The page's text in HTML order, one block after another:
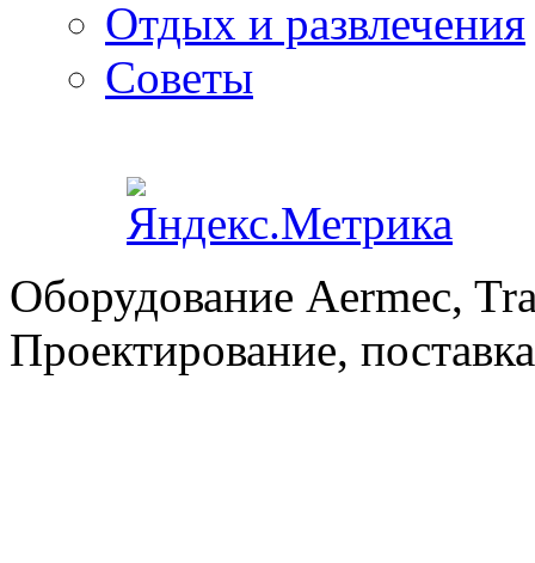
Отдых и развлечения
Советы
Оборудование Aermec,
Проектирование,